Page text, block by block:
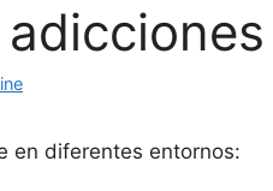
en diferentes entornos: